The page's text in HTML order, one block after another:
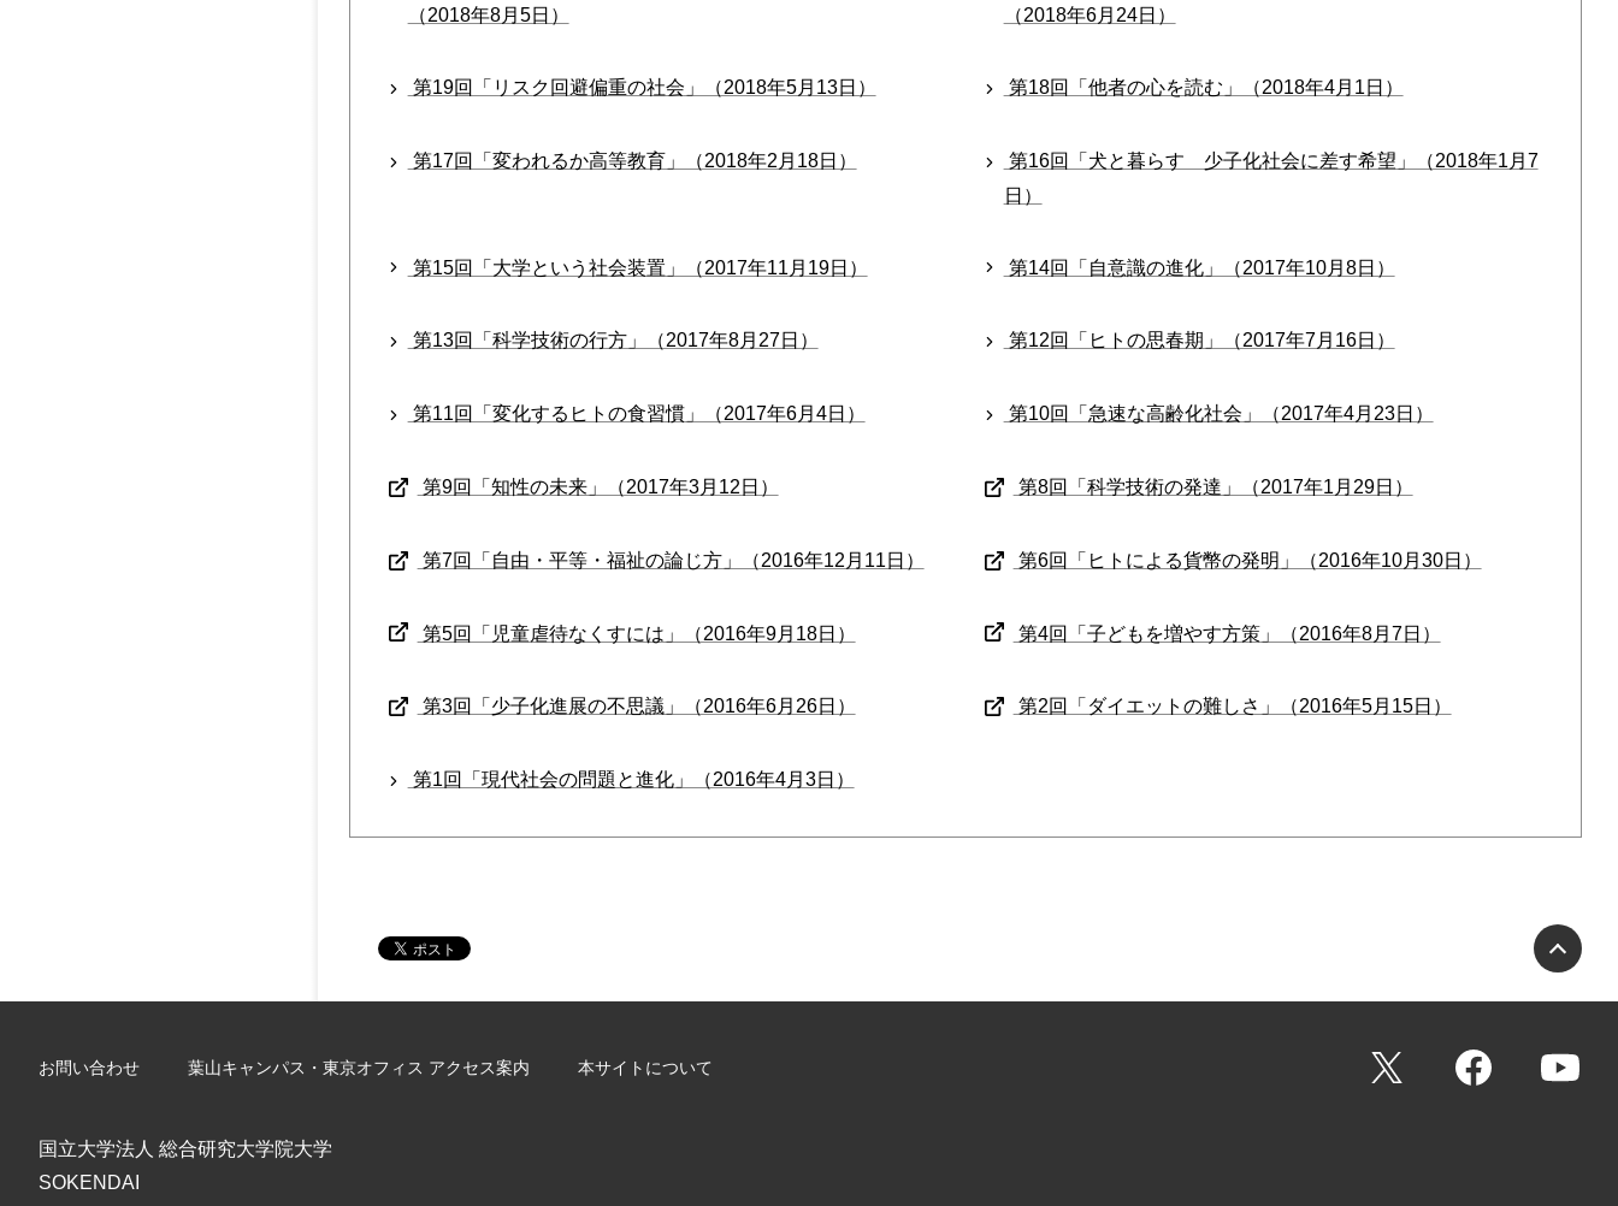
（2018年8月5日）
（2018年6月24日）
第19回「リスク回避偏重の社会」（2018年5月13日） 第18回「他者の心を読む」（2018年4月1日）
第17回「変われるか高等教育」（2018年2月18日）
第16回「犬と暮らす 少子化社会に差す希望」（2018年1月7
日）
第15回「大学という社会装置」（2017年11月19日） 第14回「自意識の進化」（2017年10月8日）
第13回「科学技術の行方」（2017年8月27日） 第12回「ヒトの思春期」（2017年7月16日）
第11回「変化するヒトの食習慣」（2017年6月4日） 第10回「急速な高齢化社会」（2017年4月23日）
第9回「知性の未来」（2017年3月12日） 第8回「科学技術の発達」（2017年1月29日）
第7回「自由・平等・福祉の論じ方」（2016年12月11日） 第6回「ヒトによる貨幣の発明」（2016年10月30日）
第5回「児童虐待なくすには」（2016年9月18日） 第4回「子どもを増やす方策」（2016年8月7日）
第3回「少子化進展の不思議」（2016年6月26日） 第2回「ダイエットの難しさ」（2016年5月15日）
第1回「現代社会の問題と進化」（2016年4月3日）
お問い合わせ 葉山キャンパス・東京オフィス アクセス案内 本サイトについて Facebook
国立大学法人 総合研究大学院大学
SOKENDAI